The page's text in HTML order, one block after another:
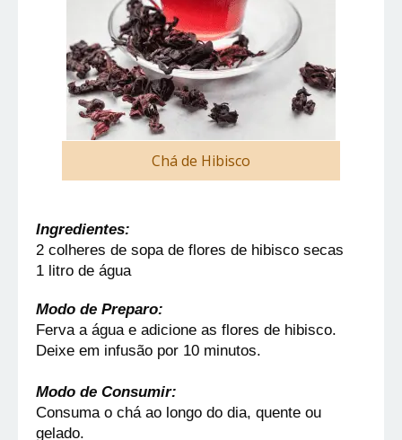
Chá de Hibisco
Ingredientes:
2 colheres de sopa de flores de hibisco secas
1 litro de água
Modo de Preparo:
Ferva a água e adicione as flores de hibisco.
Deixe em infusão por 10 minutos.
Modo de Consumir:
Consuma o chá ao longo do dia, quente ou
gelado.